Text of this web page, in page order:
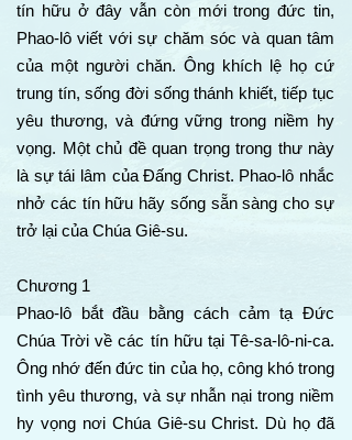
tín hữu ở đây vẫn còn mới trong đức tin,
Phao-lô viết với sự chăm sóc và quan tâm
của một người chăn. Ông khích lệ họ cứ
trung tín, sống đời sống thánh khiết, tiếp tục
yêu thương, và đứng vững trong niềm hy
vọng. Một chủ đề quan trọng trong thư này
là sự tái lâm của Đấng Christ. Phao-lô nhắc
nhở các tín hữu hãy sống sẵn sàng cho sự
trở lại của Chúa Giê-su.
Chương 1
Phao-lô bắt đầu bằng cách cảm tạ Đức
Chúa Trời về các tín hữu tại Tê-sa-lô-ni-ca.
Ông nhớ đến đức tin của họ, công khó trong
tình yêu thương, và sự nhẫn nại trong niềm
hy vọng nơi Chúa Giê-su Christ. Dù họ đã